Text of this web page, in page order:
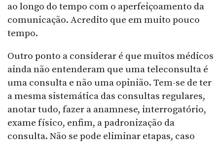
ao longo do tempo com o aperfeiçoamento da
comunicação. Acredito que em muito pouco
tempo.
Outro ponto a considerar é que muitos médicos
ainda não entenderam que uma teleconsulta é
uma consulta e não uma opinião. Tem-se de ter
a mesma sistemática das consultas regulares,
anotar tudo, fazer a anamnese, interrogatório,
exame físico, enfim, a padronização da
consulta. Não se pode eliminar etapas, caso